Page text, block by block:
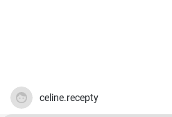
celine.recepty